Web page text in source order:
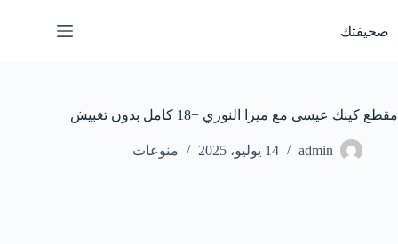
المحتوى
صحيفتك
مقطع كينك عيسى مع ميرا النوري +18 كامل بدون تغبيش
admin 14 يوليو، 2025 منوعات